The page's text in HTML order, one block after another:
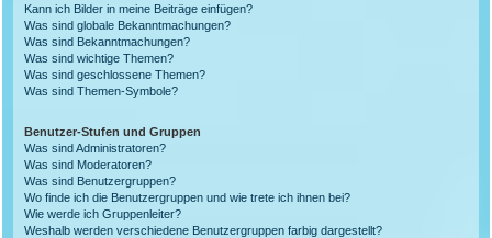
Kann ich Bilder in meine Beiträge einfügen?
Was sind globale Bekanntmachungen?
Was sind Bekanntmachungen?
Was sind wichtige Themen?
Was sind geschlossene Themen?
Was sind Themen-Symbole?
Benutzer-Stufen und Gruppen
Was sind Administratoren?
Was sind Moderatoren?
Was sind Benutzergruppen?
Wo finde ich die Benutzergruppen und wie trete ich ihnen bei?
Wie werde ich Gruppenleiter?
Weshalb werden verschiedene Benutzergruppen farbig dargestellt?